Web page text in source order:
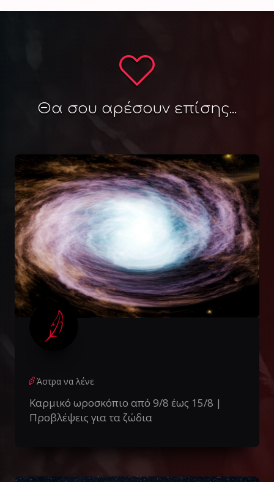
Θα σου αρέσουν επίσης...
Άστρα να λένε
Καρμικό ωροσκόπιο από 9/8 έως 15/8 |
Προβλέψεις για τα ζώδια